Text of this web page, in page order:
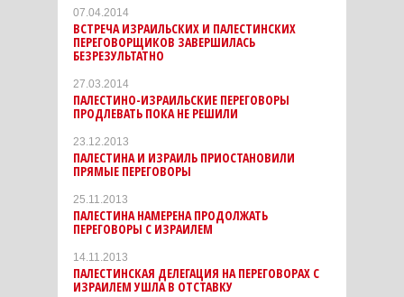
07.04.2014
ВСТРЕЧА ИЗРАИЛЬСКИХ И ПАЛЕСТИНСКИХ
ПЕРЕГОВОРЩИКОВ ЗАВЕРШИЛАСЬ
БЕЗРЕЗУЛЬТАТНО
27.03.2014
ПАЛЕСТИНО-ИЗРАИЛЬСКИЕ ПЕРЕГОВОРЫ
ПРОДЛЕВАТЬ ПОКА НЕ РЕШИЛИ
23.12.2013
ПАЛЕСТИНА И ИЗРАИЛЬ ПРИОСТАНОВИЛИ
ПРЯМЫЕ ПЕРЕГОВОРЫ
25.11.2013
ПАЛЕСТИНА НАМЕРЕНА ПРОДОЛЖАТЬ
ПЕРЕГОВОРЫ С ИЗРАИЛЕМ
14.11.2013
ПАЛЕСТИНСКАЯ ДЕЛЕГАЦИЯ НА ПЕРЕГОВОРАХ С
ИЗРАИЛЕМ УШЛА В ОТСТАВКУ